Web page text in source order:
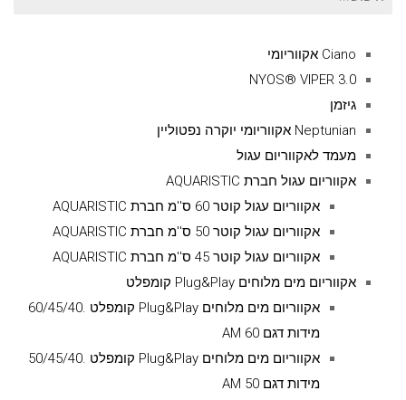
Ciano אקווריומי
NYOS® VIPER 3.0
גיזמן
Neptunian אקווריומי יוקרה נפטוליין
מעמד לאקווריום עגול
אקווריום עגול חברת AQUARISTIC
אקווריום עגול קוטר 60 ס''מ חברת AQUARISTIC
אקווריום עגול קוטר 50 ס''מ חברת AQUARISTIC
אקווריום עגול קוטר 45 ס''מ חברת AQUARISTIC
אקווריום מים מלוחים Plug&Play קומפלט
אקווריום מים מלוחים Plug&Play קומפלט .60/45/40
מידות דגם AM 60
אקווריום מים מלוחים Plug&Play קומפלט .50/45/40
מידות דגם AM 50